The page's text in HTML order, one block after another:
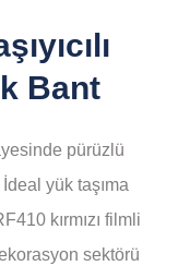
Bant
pürüzlü
yük taşıma
kırmızı filmli
sektörü